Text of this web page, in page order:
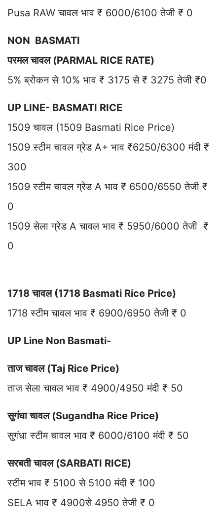
Pusa RAW चावल भाव ₹ 6000/6100 तेजी ₹ 0
NON BASMATI
परमल चावल (PARMAL RICE RATE)
5% ब्रोकन से 10% भाव ₹ 3175 से ₹ 3275 तेजी ₹0
UP LINE- BASMATI RICE
1509 चावल (1509 Basmati Rice Price)
1509 स्टीम चावल ग्रेड A+ भाव ₹6250/6300 मंदी ₹
300
1509 स्टीम चावल ग्रेड A भाव ₹ 6500/6550 तेजी ₹
0
1509 सेला ग्रेड A चावल भाव ₹ 5950/6000 तेजी ₹
0
1718 चावल (1718 Basmati Rice Price)
1718 स्टीम चावल भाव ₹ 6900/6950 तेजी ₹ 0
UP Line Non Basmati-
ताज चावल (Taj Rice Price)
ताज सेला चावल भाव ₹ 4900/4950 मंदी ₹ 50
सुगंधा चावल (Sugandha Rice Price)
सुगंधा स्टीम चावल भाव ₹ 6000/6100 मंदी ₹ 50
सरबती चावल (SARBATI RICE)
स्टीम भाव ₹ 5100 से 5100 मंदी ₹ 100
SELA भाव ₹ 4900से 4950 तेजी ₹ 0